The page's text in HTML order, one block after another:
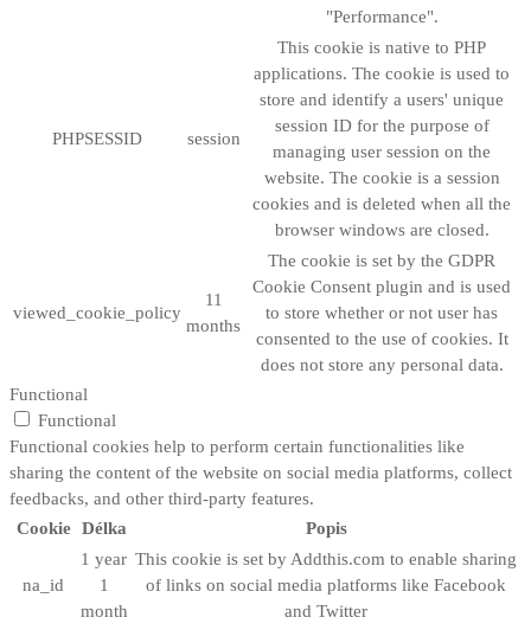
"Performance".
PHPSESSID session
This cookie is native to PHP
applications. The cookie is used to
store and identify a users' unique
session ID for the purpose of
managing user session on the
website. The cookie is a session
cookies and is deleted when all the
browser windows are closed.
viewed_cookie_policy
11
months
The cookie is set by the GDPR
Cookie Consent plugin and is used
to store whether or not user has
consented to the use of cookies. It
does not store any personal data.
Functional
Functional
Functional cookies help to perform certain functionalities like
sharing the content of the website on social media platforms, collect
feedbacks, and other third-party features.
Cookie Délka Popis
na_id
1 year
1
month
This cookie is set by Addthis.com to enable sharing
of links on social media platforms like Facebook
and Twitter